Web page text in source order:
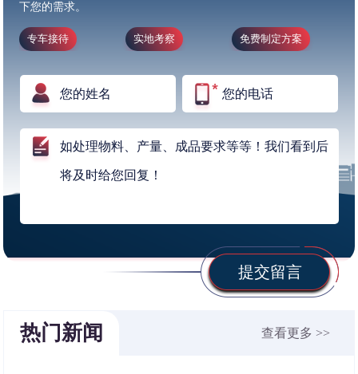
下您的需求。
专车接待 实地考察 免费制定方案
提交留言
热门新闻 查看更多 >>